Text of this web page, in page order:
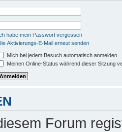
habe mein Passwort vergessen
Aktivierungs-E-Mail erneut senden
Mich bei jedem Besuch automatisch anmelden
Meinen Online-Status während dieser Sitzung
Forum